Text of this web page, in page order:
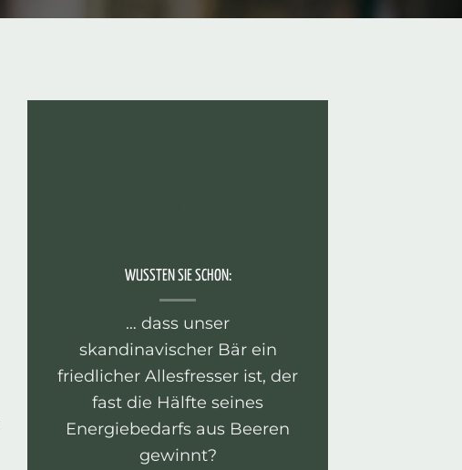
WUSSTEN SIE SCHON:
… dass unser
skandinavischer Bär ein
friedlicher Allesfresser ist, der
fast die Hälfte seines
Energiebedarfs aus Beeren
gewinnt?